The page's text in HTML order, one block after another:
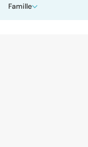
Famille